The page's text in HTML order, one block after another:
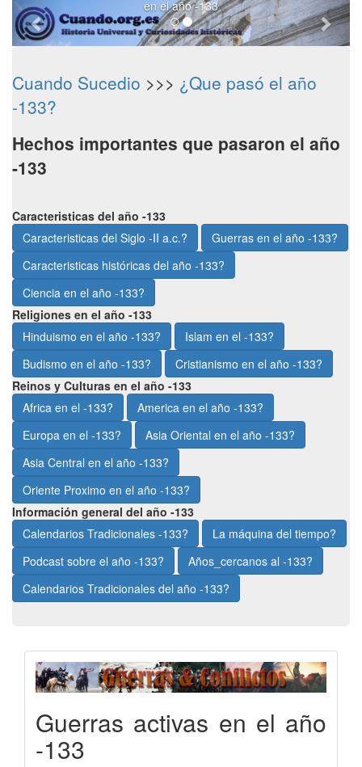
en el año -133
Cuando Sucedio >>> ¿Que pasó el año
-133?
Hechos importantes que pasaron el año
-133
Caracteristicas del año -133
Caracteristicas del Siglo -II a.c.?
Guerras en el año -133?
Caracteristicas históricas del año -133?
Ciencia en el año -133?
Religiones en el año -133
Hinduismo en el año -133?
Islam en el -133?
Budismo en el año -133?
Cristianismo en el año -133?
Reinos y Culturas en el año -133
Africa en el -133?
America en el año -133?
Europa en el -133?
Asia Oriental en el año -133?
Asia Central en el año -133?
Oriente Proximo en el año -133?
Información general del año -133
Calendarios Tradicionales -133?
La máquina del tiempo?
Podcast sobre el año -133?
Años_cercanos al -133?
Calendarios Tradicionales del año -133?
Guerras activas en el año
-133